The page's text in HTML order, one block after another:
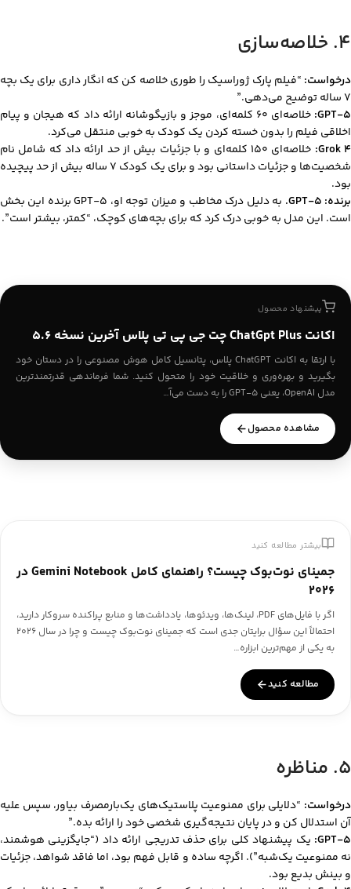
۴. خلاصه‌سازی
درخواست: “فیلم پارک ژوراسیک را طوری خلاصه کن که انگار داری برای یک بچه
۷ ساله توضیح می‌دهی.”
GPT-5:
خلاصه‌ای ۶۰ کلمه‌ای، موجز و بازیگوشانه ارائه داد که هیجان و پیام
اخلاقی فیلم را بدون خسته کردن یک کودک به خوبی منتقل می‌کرد.
Grok 4:
خلاصه‌ای ۱۵۰ کلمه‌ای و با جزئیات بیش از حد ارائه داد که شامل نام
شخصیت‌ها و جزئیات داستانی بود و برای یک کودک ۷ ساله بیش از حد پیچیده
بود.
برنده: GPT-5.
به دلیل درک مخاطب و میزان توجه او، GPT-5 برنده این بخش
است. این مدل به خوبی درک کرد که برای بچه‌های کوچک، “کمتر، بیشتر است”.
پیشنهاد محصول
اکانت ChatGpt Plus چت جی پی تی پلاس آخرین نسخه ۵.۶
با ارتقا به اکانت ChatGPT پلاس، پتانسیل کامل هوش مصنوعی را در دستان خود
بگیرید و بهره‌وری و خلاقیت خود را متحول کنید. شما فرماندهی قدرتمندترین
مدل OpenAI، یعنی GPT-5 را به دست می‌آ…
مشاهده محصول
بیشتر مطالعه کنید
جمینای نوت‌بوک چیست؟ راهنمای کامل Gemini Notebook در
۲۰۲۶
اگر با فایل‌های PDF، لینک‌ها، ویدئوها، یادداشت‌ها و منابع پراکنده سروکار دارید،
احتمالاً این سؤال برایتان جدی است که جمینای نوت‌بوک چیست و چرا در سال ۲۰۲۶
به یکی از مهم‌ترین ابزاره…
مطالعه کنید
۵. مناظره
درخواست: “دلایلی برای ممنوعیت پلاستیک‌های یک‌بارمصرف بیاور، سپس علیه
آن استدلال کن و در پایان نتیجه‌گیری شخصی خود را ارائه بده.”
GPT-5: یک پیشنهاد کلی برای حذف تدریجی ارائه داد (“جایگزینی هوشمند،
نه ممنوعیت یک‌شبه”). اگرچه ساده و قابل فهم بود، اما فاقد شواهد، جزئیات
و بینش بدیع بود.